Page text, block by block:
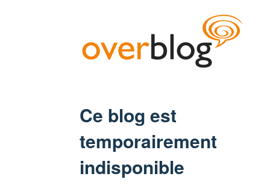
Ce blog est
temporairement
indisponible